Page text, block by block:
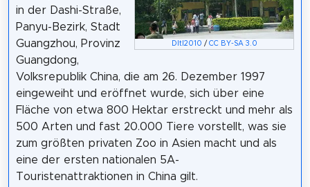
Dltl2010 / CC BY-SA 3.0
in der Dashi-Straße,
Panyu-Bezirk, Stadt
Guangzhou, Provinz
Guangdong,
Volksrepublik China, die am 26. Dezember 1997
eingeweiht und eröffnet wurde, sich über eine
Fläche von etwa 800 Hektar erstreckt und mehr als
500 Arten und fast 20.000 Tiere vorstellt, was sie
zum größten privaten Zoo in Asien macht und als
eine der ersten nationalen 5A-
Touristenattraktionen in China gilt.